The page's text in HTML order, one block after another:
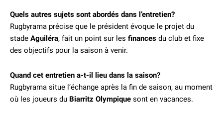
Quels autres sujets sont abordés dans l’entretien?
Rugbyrama précise que le président évoque le projet du
stade Aguiléra, fait un point sur les finances du club et fixe
des objectifs pour la saison à venir.
Quand cet entretien a-t-il lieu dans la saison?
Rugbyrama situe l’échange après la fin de saison, au moment
où les joueurs du Biarritz Olympique sont en vacances.